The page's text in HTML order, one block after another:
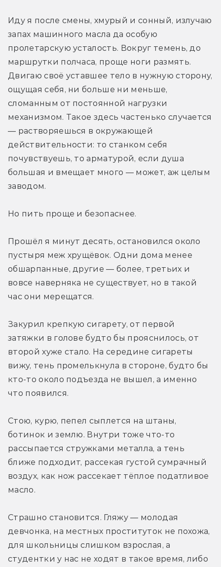
Иду я после смены, хмурый и сонный, излучаю
запах машинного масла да особую
пролетарскую усталость. Вокруг темень, до
маршрутки полчаса, проще ноги размять.
Двигаю своё уставшее тело в нужную сторону,
ощущая себя, ни больше ни меньше,
сломанным от постоянной нагрузки
механизмом. Такое здесь частенько случается
— растворяешься в окружающей
действительности: то станком себя
почувствуешь, то арматурой, если душа
большая и вмещает много — может, аж целым
заводом.
Но пить проще и безопаснее.
Прошёл я минут десять, остановился около
пустыря меж хрущёвок. Одни дома менее
обшарпанные, другие — более, третьих и
вовсе наверняка не существует, но в такой
час они мерещатся.
Закурил крепкую сигарету, от первой
затяжки в голове будто бы прояснилось, от
второй хуже стало. На середине сигареты
вижу, тень промелькнула в стороне, будто бы
кто-то около подъезда не вышел, а именно
что появился.
Стою, курю, пепел сыплется на штаны,
ботинок и землю. Внутри тоже что-то
рассыпается стружками металла, а тень
ближе подходит, рассекая густой сумрачный
воздух, как нож рассекает тёплое податливое
масло.
Страшно становится. Гляжу — молодая
девчонка, на местных проституток не похожа,
для школьницы слишком взрослая, а
студентки у нас не ходят в такое время, либо